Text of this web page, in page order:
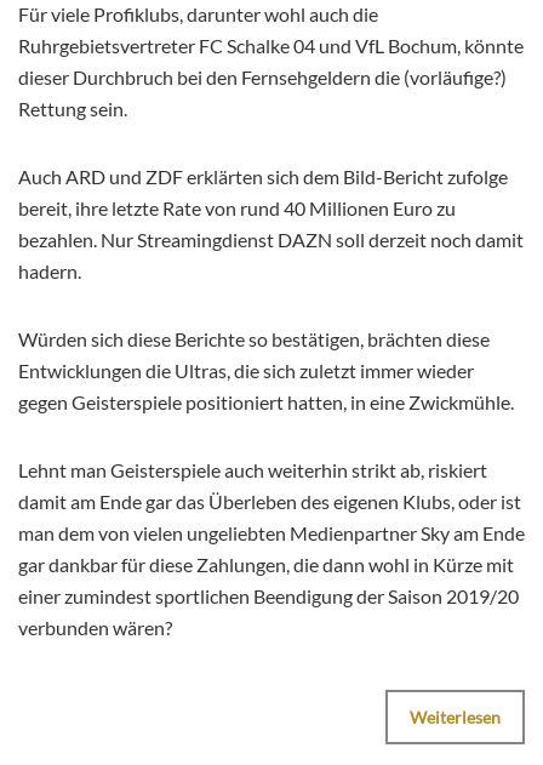
Für viele Profiklubs, darunter wohl auch die
Ruhrgebietsvertreter FC Schalke 04 und VfL Bochum, könnte
dieser Durchbruch bei den Fernsehgeldern die (vorläufige?)
Rettung sein.
Auch ARD und ZDF erklärten sich dem Bild-Bericht zufolge
bereit, ihre letzte Rate von rund 40 Millionen Euro zu
bezahlen. Nur Streamingdienst DAZN soll derzeit noch damit
hadern.
Würden sich diese Berichte so bestätigen, brächten diese
Entwicklungen die Ultras, die sich zuletzt immer wieder
gegen Geisterspiele positioniert hatten, in eine Zwickmühle.
Lehnt man Geisterspiele auch weiterhin strikt ab, riskiert
damit am Ende gar das Überleben des eigenen Klubs, oder ist
man dem von vielen ungeliebten Medienpartner Sky am Ende
gar dankbar für diese Zahlungen, die dann wohl in Kürze mit
einer zumindest sportlichen Beendigung der Saison 2019/20
verbunden wären?
Weiterlesen